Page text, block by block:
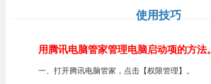
使用技巧
用腾讯电脑管家管理电脑启动项的方法。
一、打开腾讯电脑管家，点击【权限管理】。